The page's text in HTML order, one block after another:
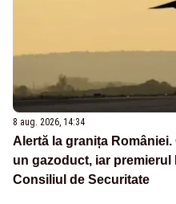
8 aug. 2026, 14:34
Alertă la granița
un gazoduct, iar
Consiliul de Securitate